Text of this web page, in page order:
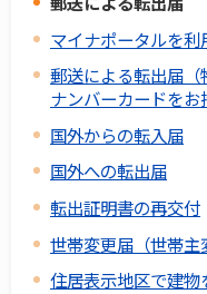
マイナポータルを
郵送による転出届
ナンバーカードをお
国外からの転入届
国外への転出届
転出証明書の再交付
世帯変更届（世帯主
住居表示地区で建物